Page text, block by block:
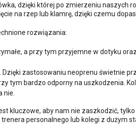
dzięki której po zmierzeniu naszych
na rzep lub klamrę, dzięki czemu
rozwiązania:
a przy tym przyjemne w dotyku
zastosowaniu neoprenu świetnie
tym bardzo odporny na uszkodzenia.
nie.
kluczowe, aby nam nie zaszkodzić,
personalnego lub kolegi z dużym